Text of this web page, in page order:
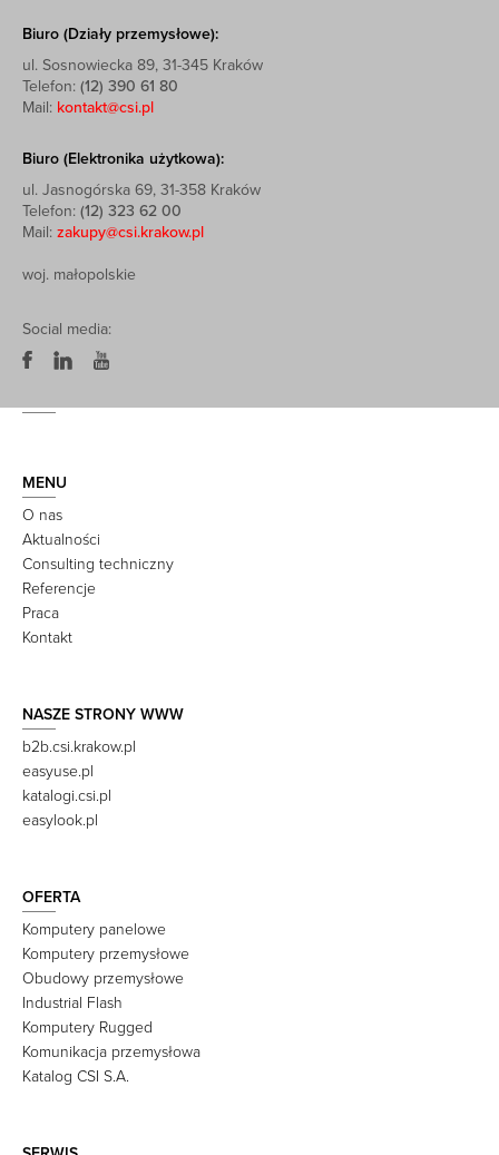
Biuro (Działy przemysłowe):
ul. Sosnowiecka 89, 31-345 Kraków
Telefon: (12) 390 61 80
Mail: kontakt@csi.pl
Biuro (Elektronika użytkowa):
ul. Jasnogórska 69, 31-358 Kraków
Telefon: (12) 323 62 00
Mail: zakupy@csi.krakow.pl
woj. małopolskie
Social media:
MENU
O nas
Aktualności
Consulting techniczny
Referencje
Praca
Kontakt
NASZE STRONY WWW
b2b.csi.krakow.pl
easyuse.pl
katalogi.csi.pl
easylook.pl
OFERTA
Komputery panelowe
Komputery przemysłowe
Obudowy przemysłowe
Industrial Flash
Komputery Rugged
Komunikacja przemysłowa
Katalog CSI S.A.